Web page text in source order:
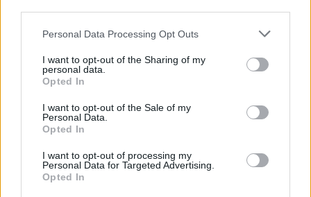
Personal Data Processing Opt Outs
I want to opt-out of the Sharing of my
personal data.
Opted In
I want to opt-out of the Sale of my
Personal Data.
Opted In
I want to opt-out of processing my
Personal Data for Targeted Advertising.
Opted In
Ελληνική Αναπτυξιακή Τράπεζα: Με «προίκα» 2
δισ. ευρώ ανοίγει δρόμο για δάνεια έως 5 δισ. σε
μικρομεσαίες
08/08/2026 - 11:22 ΤΡΑΠΕΖΕΣ
Health Monitoring: Η εθνική υποδομή για την
αξιοποίηση των δεδομένων υγείας προς όφελος
των πολιτών
08/08/2026 - 11:48 ΥΓΕΙΑ
5G παντού, 6G στον ορίζοντα: Πού βρίσκεται η